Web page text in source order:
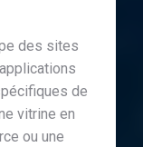
des sites
de
vitrine en
ou une